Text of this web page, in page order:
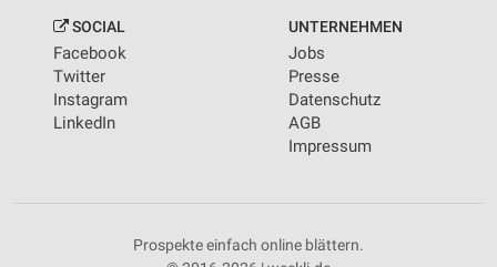
SOCIAL
Facebook
Twitter
Instagram
LinkedIn
UNTERNEHMEN
Jobs
Presse
Datenschutz
AGB
Impressum
Prospekte einfach online blättern.